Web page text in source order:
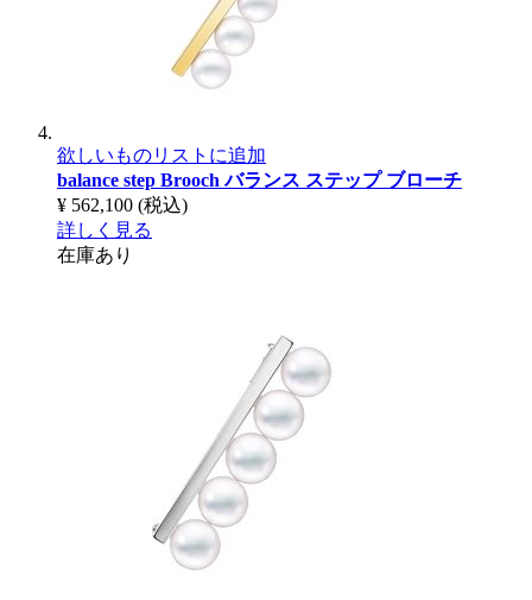
欲しいものリストに追加
balance step Broochバランス ステップ ブローチ
¥ 562,100 (税込)
詳しく見る
在庫あり